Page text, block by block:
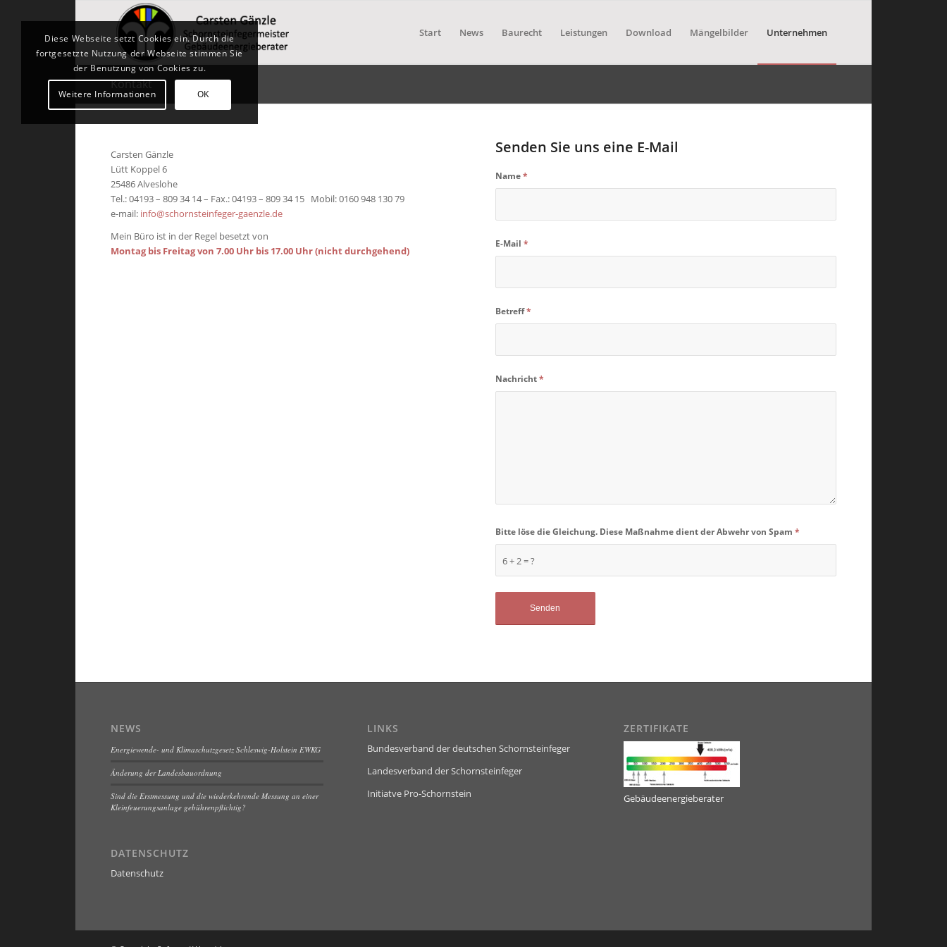
Start News Baurecht Leistungen Download Mängelbilder Unternehmen
Kontakt
Carsten Gänzle
Lütt Koppel 6
25486 Alveslohe
Tel.: 04193 – 809 34 14 – Fax.: 04193 – 809 34 15 Mobil: 0160 948 130 79
e-mail: info@schornsteinfeger-gaenzle.de
Mein Büro ist in der Regel besetzt von
Montag bis Freitag von 7.00 Uhr bis 17.00 Uhr (nicht durchgehend)
Senden Sie uns eine E-Mail
Name*
E-Mail *
Betreff*
Nachricht*
6 + 2 = ?
Bitte löse die Gleichung. Diese Maßnahme dient der Abwehr von Spam *
NEWS
Energiewende- und Klimaschutzgesetz Schleswig-Holstein EWKG
Änderung der Landesbauordnung
Sind die Erstmessung und die wiederkehrende Messung an einer
Kleinfeuerungsanlage gebührenpflichtig?
DATENSCHUTZ
Datenschutz
LINKS
Bundesverband der deutschen Schornsteinfeger
Landesverband der Schornsteinfeger
Initiatve Pro-Schornstein
ZERTIFIKATE
Gebäudeenergieberater
Diese Webseite setzt Cookies ein. Durch die
fortgesetzte Nutzung der Webseite stimmen Sie
der Benutzung von Cookies zu.
Weitere Informationen OK